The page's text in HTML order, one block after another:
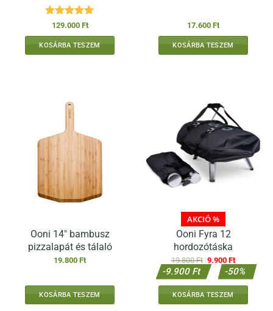
Értékelés:5
/ 5
129.000 Ft
KOSÁRBA TESZEM
17.600 Ft
KOSÁRBA TESZEM
Ooni 14″ bambusz
pizzalapát és tálaló
19.800 Ft
KOSÁRBA TESZEM
AKCIÓ %
Ooni Fyra 12
hordozótáska
19.800Ft Original
price
was:
9.900 FtCurrent
price
is:
-9.900 Ft -50%
KOSÁRBA TESZEM